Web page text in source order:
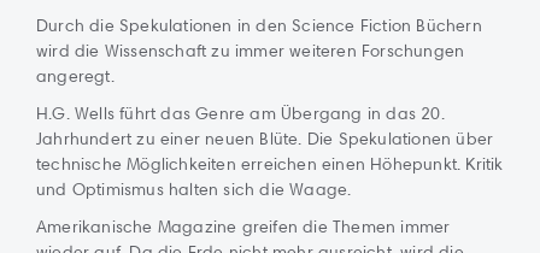
Durch die Spekulationen in den Science Fiction Büchern
wird die Wissenschaft zu immer weiteren Forschungen
angeregt.
H.G. Wells führt das Genre am Übergang in das 20.
Jahrhundert zu einer neuen Blüte. Die Spekulationen über
technische Möglichkeiten erreichen einen Höhepunkt. Kritik
und Optimismus halten sich die Waage.
Amerikanische Magazine greifen die Themen immer